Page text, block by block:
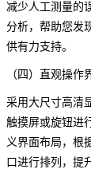
减少人工测量的
分析，帮助您发
供有力支持。
（四）直观操作
采用大尺寸高清
触摸屏或旋钮进
义界面布局，根
口进行排列，提